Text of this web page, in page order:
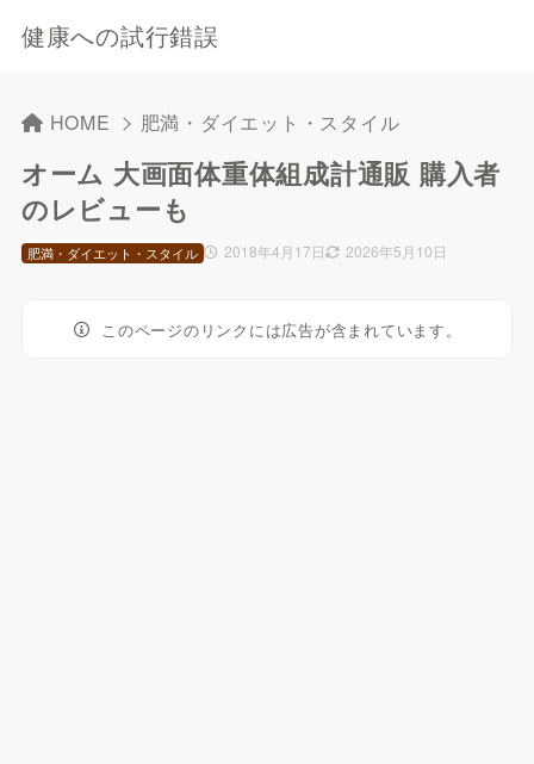
健康への試行錯誤
HOME 肥満・ダイエット・スタイル
オーム 大画面体重体組成計通販 購入者
のレビューも
2018年4月17日 2026年5月10日
肥満・ダイエット・スタイル
このページのリンクには広告が含まれています。